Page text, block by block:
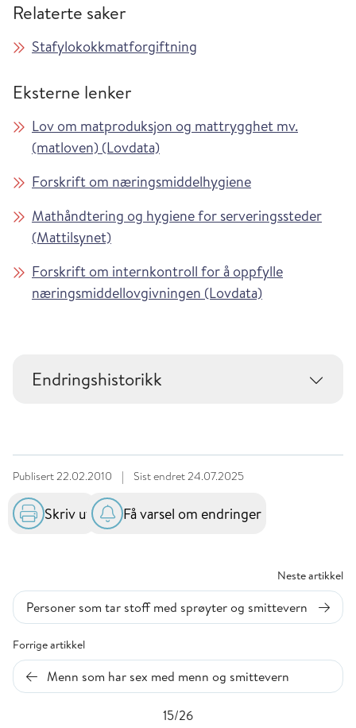
Relaterte saker
Stafylokokkmatforgiftning
Eksterne lenker
Lov om matproduksjon og mattrygghet mv.
(matloven) (Lovdata)
Forskrift om næringsmiddelhygiene
Mathåndtering og hygiene for serveringssteder
(Mattilsynet)
Forskrift om internkontroll for å oppfylle
næringsmiddellovgivningen (Lovdata)
Endringshistorikk
Publisert22.02.2010 | Sist endret24.07.2025
Skriv ut Få varsel om endringer
Forrige artikkel
Menn som har sex med menn og smittevern
15/26
Neste artikkel
Personer som tar stoff med sprøyter og smittevern